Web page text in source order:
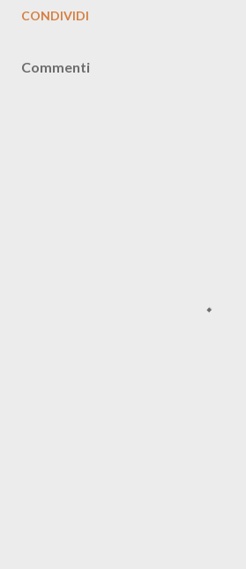
CONDIVIDI
Commenti